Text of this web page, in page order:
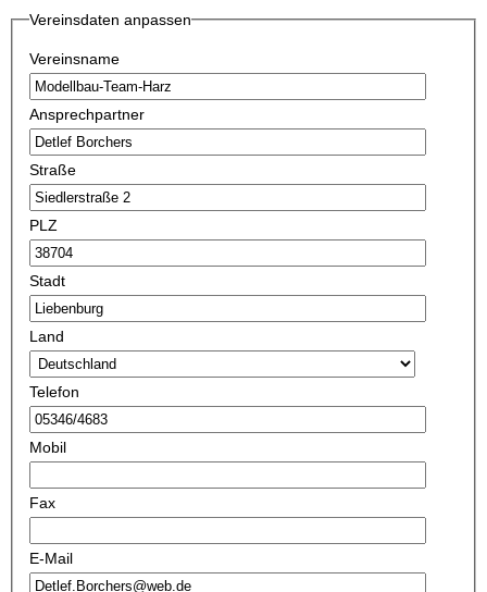
Vereinsdaten anpassen
Vereinsname
Ansprechpartner
Straße
PLZ
Stadt
Land
Telefon
Mobil
Fax
E-Mail